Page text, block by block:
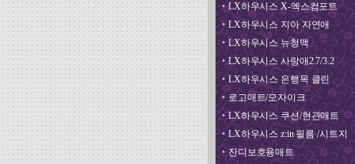
• LX하우시스 X-엑스컴포트
• LX하우시스 지아 자연애
• LX하우시스 뉴청맥
• LX하우시스 사랑애2.7/3.2
• LX하우시스 은행목 클린
• 로고매트/모자이크
• LX하우시스 쿠션/현관매트
• LX하우시스 z:in 필름 /시트지
• 잔디보호용매트